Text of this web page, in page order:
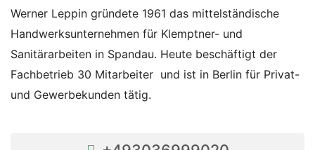
Werner Leppin gründete 1961 das mittelständische
Handwerksunternehmen für Klemptner- und
Sanitärarbeiten in Spandau. Heute beschäftigt der
Fachbetrieb 30 Mitarbeiter und ist in Berlin für Privat-
und Gewerbekunden tätig.